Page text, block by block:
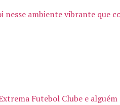
nesse ambiente vibrante que
Futebol Clube e